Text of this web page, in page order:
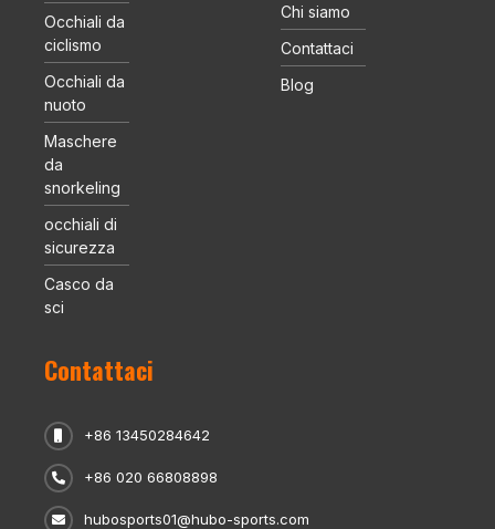
Occhiali da
ciclismo
Occhiali da
nuoto
Maschere
da
snorkeling
occhiali di
sicurezza
Casco da
sci
Chi siamo
Contattaci
Blog
Contattaci
+86 13450284642
+86 020 66808898
hubosports01@hubo-sports.com